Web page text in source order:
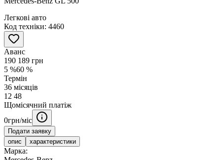
12
Легкові авто
Код техніки: 4460
Аванс
190 189 грн
5 %60 %
Термін
36 місяців
12 48
Щомісячний платіж
0грн/міс
Подати заявку
опис
характеристики
Марка: